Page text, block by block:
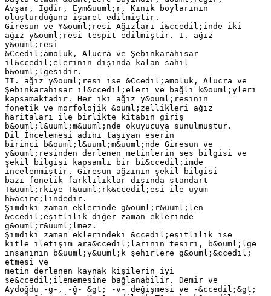
Avşar, İgdir, Eym&uuml;r, Kınık boylarının
oluşturduğuna işaret edilmiştir.
Giresun ve Y&ouml;resi Ağızları i&ccedil;inde iki
ağız y&ouml;resi tespit edilmiştir. I. ağız
y&ouml;resi
&Ccedil;amoluk, Alucra ve Şebinkarahisar
il&ccedil;elerinin dışında kalan sahil
b&ouml;lgesidir.
II. ağız y&ouml;resi ise &Ccedil;amoluk, Alucra ve
Şebinkarahisar il&ccedil;eleri ve bağlı k&ouml;yleri
kapsamaktadır. Her iki ağız y&ouml;resinin
fonetik ve morfolojik &ouml;zellikleri ağız
haritaları ile birlikte kitabın giriş
b&ouml;l&uuml;m&uuml;nde okuyucuya sunulmuştur.
Dil İncelemesi adını taşıyan eserin
birinci b&ouml;l&uuml;m&uuml;nde Giresun ve
y&ouml;resinden derlenen metinlerin ses bilgisi ve
şekil bilgisi kapsamlı bir bi&ccedil;imde
incelenmiştir. Giresun ağzının şekil bilgisi
bazı fonetik farklılıklar dışında standart
T&uuml;rkiye T&uuml;rk&ccedil;esi ile uyum
h&acirc;lindedir.
Şimdiki zaman eklerinde g&ouml;r&uuml;len
&ccedil;eşitlilik diğer zaman eklerinde
g&ouml;r&uuml;lmez.
Şimdiki zaman eklerindeki &ccedil;eşitlilik ise
kitle iletişim ara&ccedil;larının tesiri, b&ouml;lge
insanının b&uuml;y&uuml;k şehirlere g&ouml;&ccedil;
etmesi ve
metin derlenen kaynak kişilerin iyi
se&ccedil;ilememesine bağlanabilir. Demir ve
Aydoğdu -ġ-, -ğ- &gt; -v- değişmesi ve -&ccedil;&gt;